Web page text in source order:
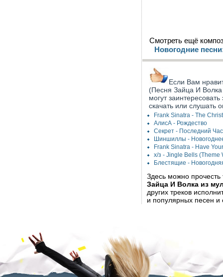
Смотреть ещё
Новогодние
Если Вам
(Песня Зайца И
могут
скачать или слушать
Frank Sinatra - The
АлисА - Рождество
Секрет - Последний
Шиншиллы -
Frank Sinatra - Have
х/з - Jingle Bells (Theme
Блестящие -
Здесь можно прочесть
Зайца И Волка из
других треков
и популярных песен и